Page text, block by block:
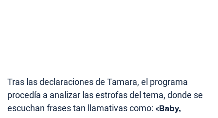
Tras las declaraciones de Tamara, el programa
procedía a analizar las estrofas del tema, donde se
escuchan frases tan llamativas como: «Baby,